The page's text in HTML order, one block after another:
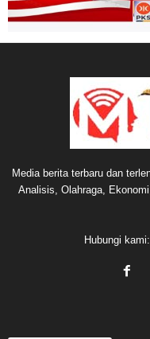
Media berita terbaru dan
Analisis, Olahraga,
Hubungi kami: